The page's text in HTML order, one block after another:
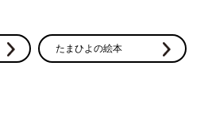
たまひよの絵本